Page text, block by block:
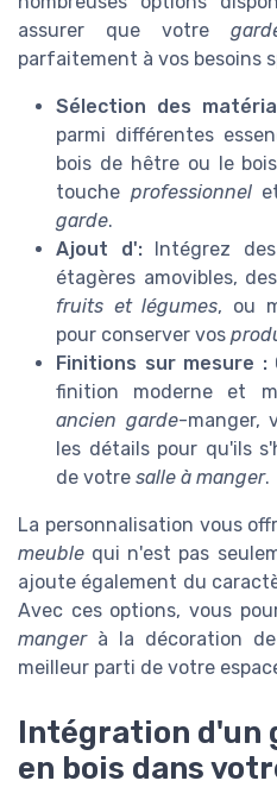
assurer que votre
parfaitement à vos besoins
Sélection des
parmi différentes
bois de hêtre ou le
touche professionnelet
garde.
Ajout d':Intégrez des
étagères amovibles,
fruits et légumes, ou
pour conserver vos
Finitions sur mesure :
finition moderne et
ancien garde-manger,
les détails pour qu'ils
de votre salle à manger.
La personnalisation vous
meuble qui n'est pas
ajoute également du
Avec ces options, vous
mangerà la décoration
meilleur parti de votre
Intégration d'un
en bois dans